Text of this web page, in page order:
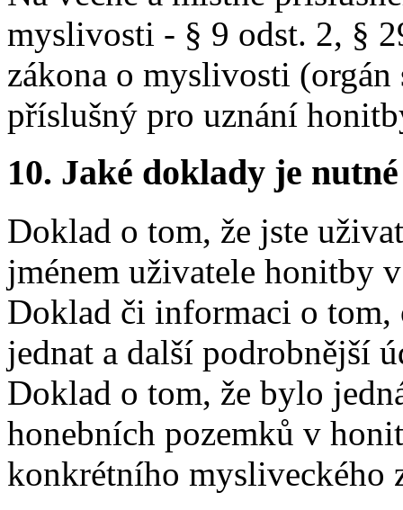
myslivosti - § 9 odst. 2, §
zákona o myslivosti
příslušný pro uznání
10. Jaké doklady je
Doklad o tom, že jste
jménem uživatele honitby
Doklad či informaci o tom,
jednat a další podrobnější
Doklad o tom, že bylo
honebních pozemků v
konkrétního mysliveckého